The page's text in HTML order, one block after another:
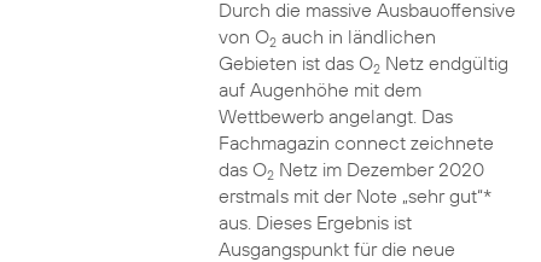
Durch die massive Ausbauoffensive
von O2auch in ländlichen
Gebieten ist das O2Netz endgültig
auf Augenhöhe mit dem
Wettbewerb angelangt. Das
Fachmagazin connect zeichnete
das O2Netz im Dezember 2020
erstmals mit der Note „sehr gut“*
aus. Dieses Ergebnis ist
Ausgangspunkt für die neue